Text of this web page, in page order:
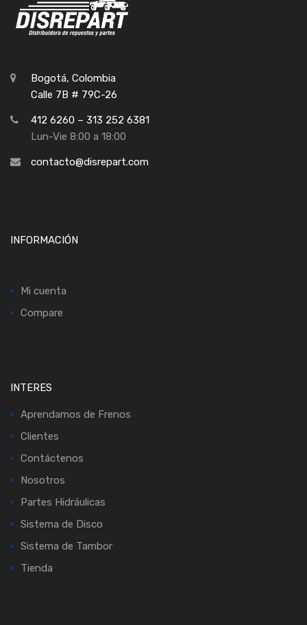
Bogotá, Colombia
Calle 7B # 79C-26
412 6260 – 313 252 6381
Lun-Vie 8:00 a 18:00
contacto@disrepart.com
INFORMACIÓN
Mi cuenta
Compare
INTERES
Aprendamos de Frenos
Clientes
Contáctenos
Nosotros
Partes Hidráulicas
Sistema de Disco
Sistema de Tambor
Tienda